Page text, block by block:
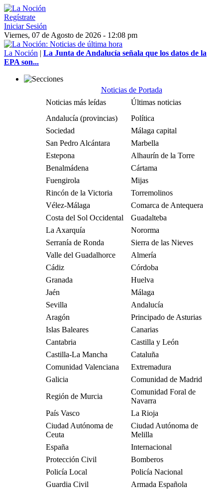
Regístrate
Iniciar Sesión
Viernes, 07 de Agosto de 2026 - 12:08 pm
La Noción | La Junta de Andalucía señala que los datos de la
EPA son...
Noticias de Portada
Noticias más leídas
Últimas noticias
Andalucía (provincias)
Política
Sociedad
Málaga capital
San Pedro Alcántara
Marbella
Estepona
Alhaurín de la Torre
Benalmádena
Cártama
Fuengirola
Mijas
Rincón de la Victoria
Torremolinos
Vélez-Málaga
Comarca de Antequera
Costa del Sol Occidental
Guadalteba
La Axarquía
Nororma
Serranía de Ronda
Sierra de las Nieves
Valle del Guadalhorce
Almería
Cádiz
Córdoba
Granada
Huelva
Jaén
Málaga
Sevilla
Andalucía
Aragón
Principado de Asturias
Islas Baleares
Canarias
Cantabria
Castilla y León
Castilla-La Mancha
Cataluña
Comunidad Valenciana
Extremadura
Galicia
Comunidad de Madrid
Región de Murcia
Comunidad Foral de
Navarra
País Vasco
La Rioja
Ciudad Autónoma de
Ceuta
Ciudad Autónoma de
Melilla
España
Internacional
Protección Civil
Bomberos
Policía Local
Policía Nacional
Guardia Civil
Armada Española